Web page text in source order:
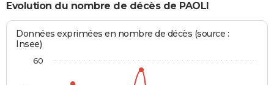
Evolution du nombre de décès de PAOLI
Données exprimées en nombre de décès (source :
Insee)
60